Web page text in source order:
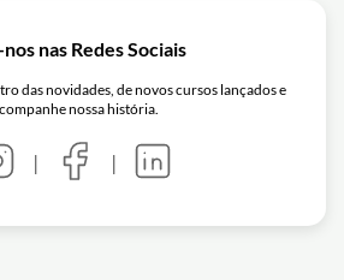
nos nas Redes Sociais
das novidades, de novos cursos lançados e
nossa história.
| |